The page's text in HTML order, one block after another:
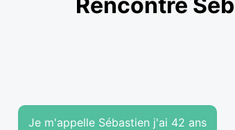
Rencontre Seb
Je m'appelle Sébastien j'ai 42 ans